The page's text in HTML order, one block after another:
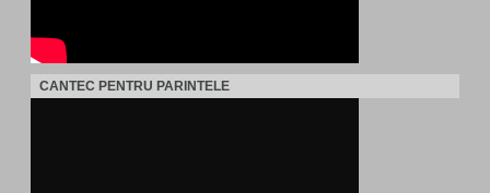
CANTEC PENTRU PARINTELE